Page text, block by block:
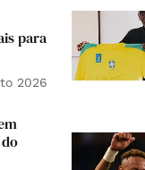
para
2026